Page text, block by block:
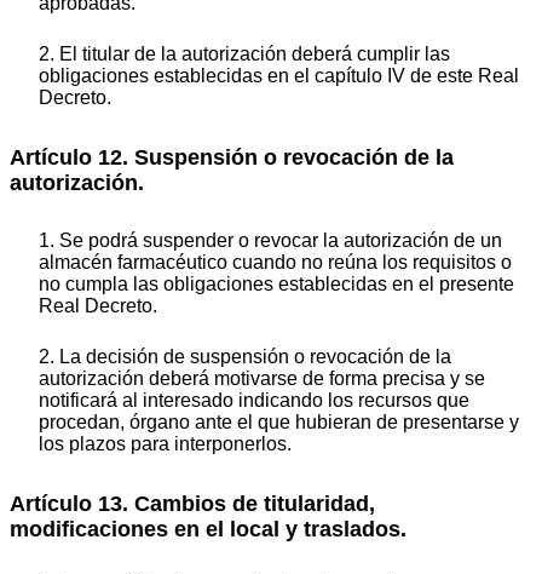
2. El titular de la autorización deberá cumplir las
obligaciones establecidas en el capítulo IV de este Real
Decreto.
Artículo 12. Suspensión o revocación de la
autorización.
1. Se podrá suspender o revocar la autorización de un
almacén farmacéutico cuando no reúna los requisitos o
no cumpla las obligaciones establecidas en el presente
Real Decreto.
2. La decisión de suspensión o revocación de la
autorización deberá motivarse de forma precisa y se
notificará al interesado indicando los recursos que
procedan, órgano ante el que hubieran de presentarse y
los plazos para interponerlos.
Artículo 13. Cambios de titularidad,
modificaciones en el local y traslados.